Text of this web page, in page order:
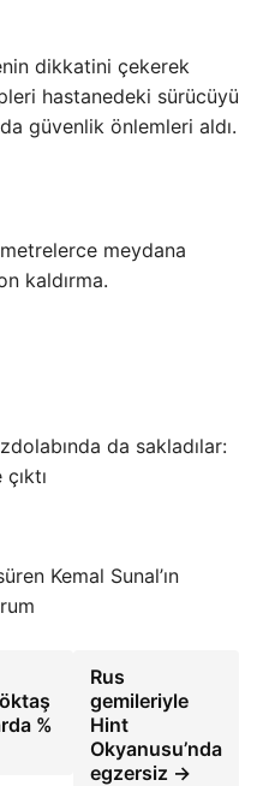
dikkatini çekerek
hastanedeki sürücüyü
güvenlik önlemleri aldı.
meydana
kaldırma.
da sakladılar:
Kemal Sunal’ın
%
Rus
gemileriyle
Hint
Okyanusu’nda
egzersiz →